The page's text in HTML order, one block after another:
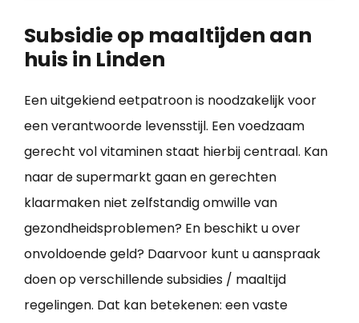
Subsidie op maaltijden aan
huis in Linden
Een uitgekiend eetpatroon is noodzakelijk voor
een verantwoorde levensstijl. Een voedzaam
gerecht vol vitaminen staat hierbij centraal. Kan
naar de supermarkt gaan en gerechten
klaarmaken niet zelfstandig omwille van
gezondheidsproblemen? En beschikt u over
onvoldoende geld? Daarvoor kunt u aanspraak
doen op verschillende subsidies / maaltijd
regelingen. Dat kan betekenen: een vaste